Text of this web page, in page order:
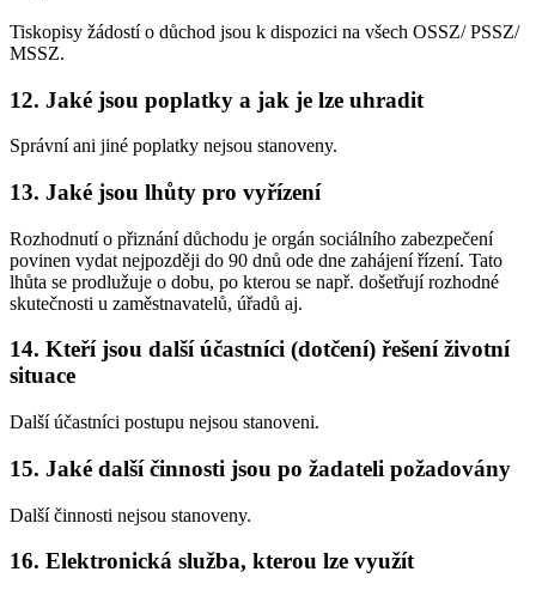
Tiskopisy žádostí o důchod jsou k dispozici na všech OSSZ/ PSSZ/
MSSZ.
12. Jaké jsou poplatky a jak je lze uhradit
Správní ani jiné poplatky nejsou stanoveny.
13. Jaké jsou lhůty pro vyřízení
Rozhodnutí o přiznání důchodu je orgán sociálního zabezpečení
povinen vydat nejpozději do 90 dnů ode dne zahájení řízení. Tato
lhůta se prodlužuje o dobu, po kterou se např. došetřují rozhodné
skutečnosti u zaměstnavatelů, úřadů aj.
14. Kteří jsou další účastníci (dotčení) řešení životní
situace
Další účastníci postupu nejsou stanoveni.
15. Jaké další činnosti jsou po žadateli požadovány
Další činnosti nejsou stanoveny.
16. Elektronická služba, kterou lze využít